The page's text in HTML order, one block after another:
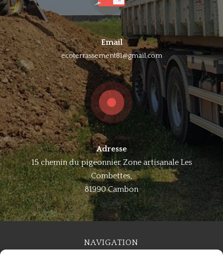
Email
ecoterrassement81@gmail.com
Adresse
15 chemin du pigeonnier Zone artisanale Les
Combettes,
81990 Cambon
NAVIGATION